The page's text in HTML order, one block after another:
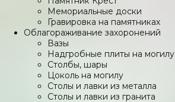
Мемориальные доски
Гравировка на памятниках
Облагораживание захоронений
Вазы
Надгробные плиты на могилу
Столбы, шары
Цоколь на могилу
Столы и лавки из металла
Столы и лавки из гранита